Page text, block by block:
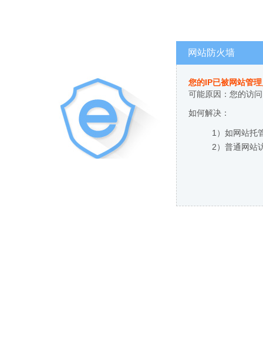
网站防火墙
您的IP已被网站管
可能原因：您的访
如何解决：
1）如网站托
2）普通网站